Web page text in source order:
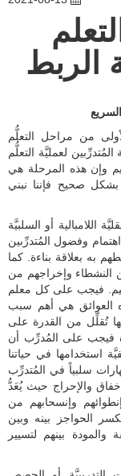
الربط
من مراحل التعلُّم
لعمليَّة التعلُّم
وإن هذه المرحلة هي
بشكل صحيح فإننا نبني
اللامبالية أو السلبيَّة
اهتمام وفضول المُتدرِّبين
به بعلاقة بناءة. كما
النشطاء وإخراجهم من
فيجب على كل معلم
العوائق هي أهم سبب
تُقلِّل من القدرة على
فيجب على المُدرِّب أن
استخدامها في حياتنا
سلبياً في المُتدرِّب
والإحراج حيث يُعَدُّ
وإنسحابهم من
الحواجز بينه وبين
والمودة بينهم لتسيير